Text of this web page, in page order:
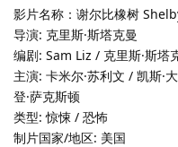
影片名称：谢尔比橡树
导演: 克里斯·斯塔克曼
编剧: Sam Liz / 克里斯·斯塔
主演: 卡米尔·苏利文 / 凯斯·
登·萨克斯顿
类型: 惊悚 / 恐怖
制片国家/地区: 美国